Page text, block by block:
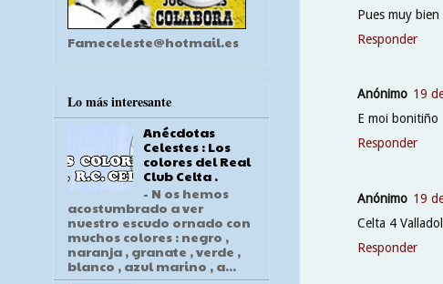
Pues muy bien
Responder
Anónimo 19
E moi bonitiño
Responder
Anónimo 19
Celta 4
Responder
Fameceleste@hotmail.es
Lo más interesante
Anécdotas
Celestes : Los
colores del Real
Club Celta .
- N os hemos
acostumbrado a ver
nuestro escudo ornado con
muchos colores : negro ,
naranja , granate , verde ,
blanco , azul marino , a...